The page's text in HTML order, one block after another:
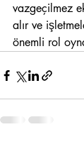
vazgeçilmez
alır ve
önemli rol